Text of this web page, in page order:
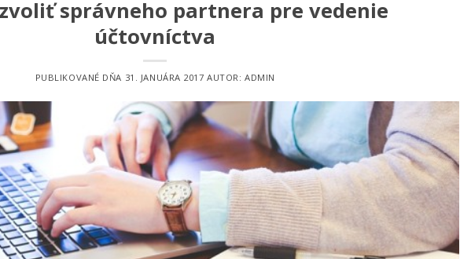
správneho partnera pre vedenie
účtovníctva
PUBLIKOVANÉ DŇA 31. JANUÁRA 2017 AUTOR:ADMIN